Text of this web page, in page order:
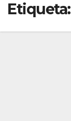
Etiqueta: